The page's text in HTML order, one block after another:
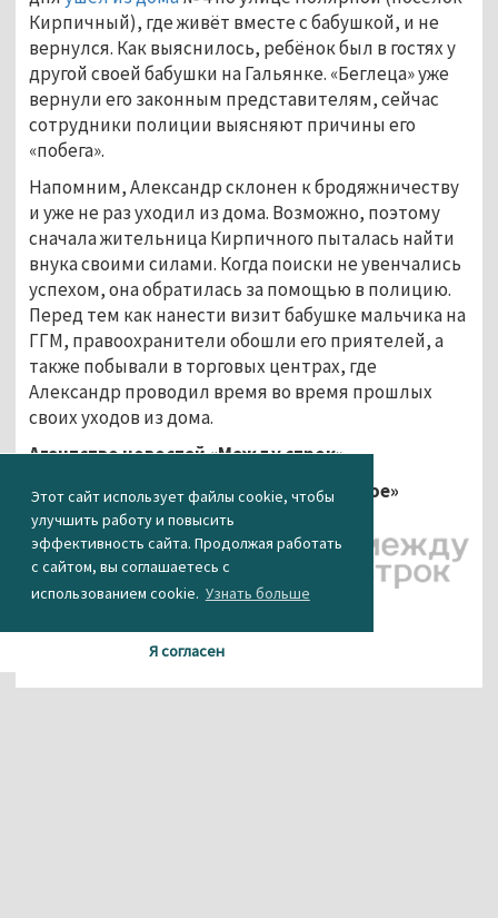
Этот сайт использует файлы cookie, чтобы
улучшить работу и повысить
эффективность сайта. Продолжая работать
с сайтом, вы соглашаетесь с
использованием cookie. Узнать больше
Я согласен
Кирпичный), где живёт вместе с бабушкой, и не
вернулся. Как выяснилось, ребёнок был в гостях у
другой своей бабушки на Гальянке. «Беглеца» уже
вернули его законным представителям, сейчас
сотрудники полиции выясняют причины его
«побега».
Напомним, Александр склонен к бродяжничеству
и уже не раз уходил из дома. Возможно, поэтому
сначала жительница Кирпичного пыталась найти
внука своими силами. Когда поиски не увенчались
успехом, она обратилась за помощью в полицию.
Перед тем как нанести визит бабушке мальчика на
ГГМ, правоохранители обошли его приятелей, а
также побывали в торговых центрах, где
Александр проводил время во время прошлых
своих уходов из дома.
Агентство новостей «Между строк»
Фото: МУ МВД России «Нижнетагильское»